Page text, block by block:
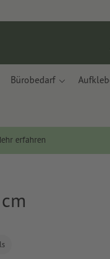
Bürobedarf
erfahren